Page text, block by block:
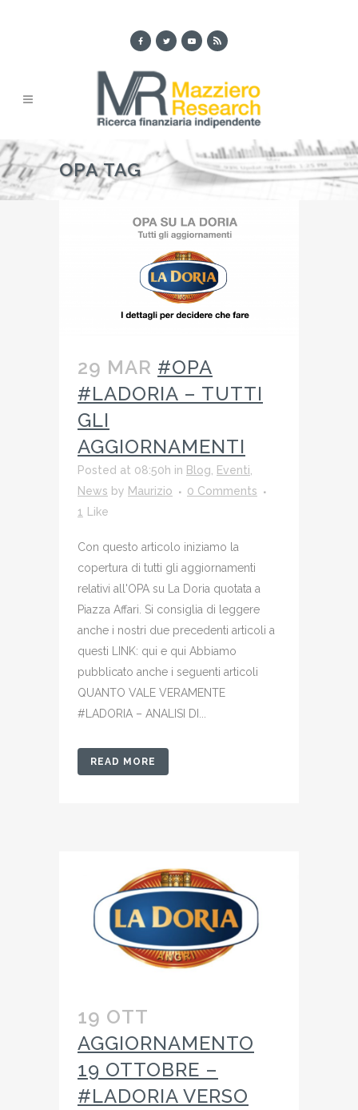
OPA TAG
29 MAR #OPA
#LADORIA – TUTTI
GLI
AGGIORNAMENTI
Posted at 08:50h in Blog Eventi
News by Maurizio
0 Comments
1
Like
Con questo articolo iniziamo la
copertura di tutti gli aggiornamenti
relativi all'OPA su La Doria quotata a
Piazza Affari. Si consiglia di leggere
anche i nostri due precedenti articoli a
questi LINK: qui e qui Abbiamo
pubblicato anche i seguenti articoli
QUANTO VALE VERAMENTE
#LADORIA – ANALISI DI...
READ MORE
19 OTT
AGGIORNAMENTO
19 OTTOBRE –
#LADORIA VERSO